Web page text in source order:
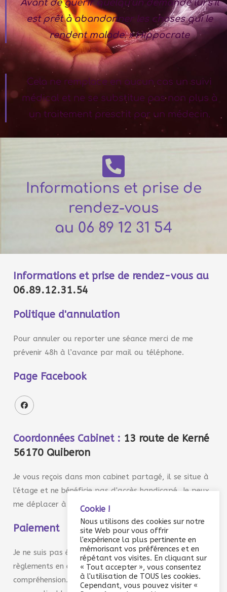
Avant de guérir quelqu’un demande lui s’il
est prêt à abandonner les choses qui le
rendent malade. » Hippocrate
Cela ne remplace en aucun cas un suivi
médical et ne se substitue pas non plus à
un traitement prescrit par un médecin.
Informations et prise de
rendez-vous
au 06 89 12 31 54
Informations et prise de rendez-vous au
06.89.12.31.54
Politique d'annulation
Pour annuler ou reporter une séance merci de me
prévenir 48h à l’avance par mail ou téléphone.
Page Facebook
Coordonnées Cabinet : 13 route de Kerné
56170 Quiberon
Je vous reçois dans mon cabinet partagé, il se situe à
l'étage et ne bénéficie pas d'accès handicapé. Je peux
me déplacer à domicile sur demande.
Paiement
Je ne suis pas équipée de TPE et n'accepte que les
règlements en espèce ou par chèque. Merci de votre
compréhension. Toute prestation réalisée est due. TVA
Cookie !
Nous utilisons des cookies sur notre
site Web pour vous offrir
l'expérience la plus pertinente en
mémorisant vos préférences et en
répétant vos visites. En cliquant sur
« Tout accepter », vous consentez
à l'utilisation de TOUS les cookies.
Cependant, vous pouvez visiter «